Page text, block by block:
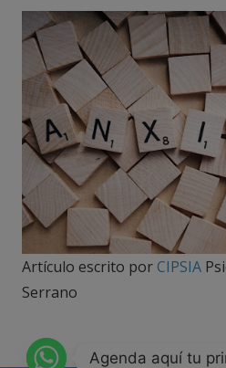
Artículo escrito por CIPSIA
Serrano
Agenda aquí tu